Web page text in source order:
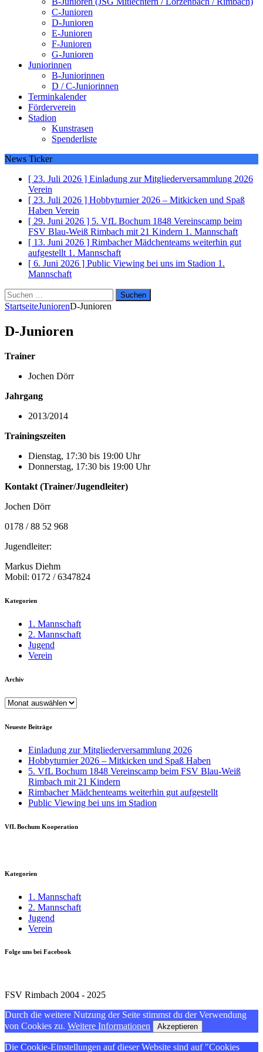
C-Junioren
D-Junioren
E-Junioren
F-Junioren
G-Junioren
Juniorinnen
B-Juniorinnen
D / C-Juniorinnen
Terminkalender
Förderverein
Stadion
Kunstrasen
Spenderliste
News Ticker
[ 23. Juli 2026 ] Einladung zur Mitgliederversammlung 2026
Verein
[ 23. Juli 2026 ] Hobbyturnier 2026 – Mitkicken und Spaß
Haben Verein
[ 29. Juni 2026 ] 5. VfL Bochum 1848 Vereinscamp beim
FSV Blau-Weiß Rimbach mit 21 Kindern 1. Mannschaft
[ 13. Juni 2026 ] Rimbacher Mädchenteams weiterhin gut
aufgestellt 1. Mannschaft
[ 6. Juni 2026 ] Public Viewing bei uns im Stadion 1.
Mannschaft
Suchen
nach:
StartseiteJuniorenD-Junioren
D-Junioren
Trainer
Jochen Dörr
Jahrgang
2013/2014
Trainingszeiten
Dienstag, 17:30 bis 19:00 Uhr
Donnerstag, 17:30 bis 19:00 Uhr
Kontakt (Trainer/Jugendleiter)
Jochen Dörr
0178 / 88 52 968
Jugendleiter:
Markus Diehm
Mobil: 0172 / 6347824
Kategorien
1. Mannschaft
2. Mannschaft
Jugend
Verein
Archiv
Archiv
Neueste Beiträge
Einladung zur Mitgliederversammlung 2026
Hobbyturnier 2026 – Mitkicken und Spaß Haben
5. VfL Bochum 1848 Vereinscamp beim FSV Blau-Weiß
Rimbach mit 21 Kindern
Rimbacher Mädchenteams weiterhin gut aufgestellt
Public Viewing bei uns im Stadion
VfL Bochum Kooperation
Kategorien
1. Mannschaft
2. Mannschaft
Jugend
Verein
Folge uns bei Facebook
FSV Rimbach 2004 - 2025
Durch die weitere Nutzung der Seite stimmst du der Verwendung
von Cookies zu. Weitere Informationen Akzeptieren
Die Cookie-Einstellungen auf dieser Website sind auf "Cookies